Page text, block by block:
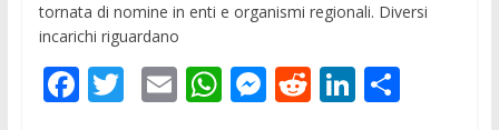
tornata di nomine in enti e organismi regionali. Diversi
incarichi riguardano
F T E W M R Li C